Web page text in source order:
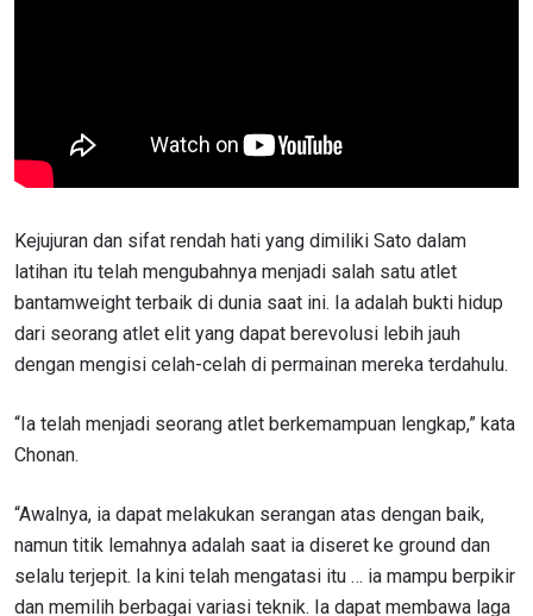
Kejujuran dan sifat rendah hati yang dimiliki Sato dalam
latihan itu telah mengubahnya menjadi salah satu atlet
bantamweight terbaik di dunia saat ini. Ia adalah bukti hidup
dari seorang atlet elit yang dapat berevolusi lebih jauh
dengan mengisi celah-celah di permainan mereka terdahulu.
“Ia telah menjadi seorang atlet berkemampuan lengkap,” kata
Chonan.
“Awalnya, ia dapat melakukan serangan atas dengan baik,
namun titik lemahnya adalah saat ia diseret ke ground dan
selalu terjepit. Ia kini telah mengatasi itu … ia mampu berpikir
dan memilih berbagai variasi teknik. Ia dapat membawa laga